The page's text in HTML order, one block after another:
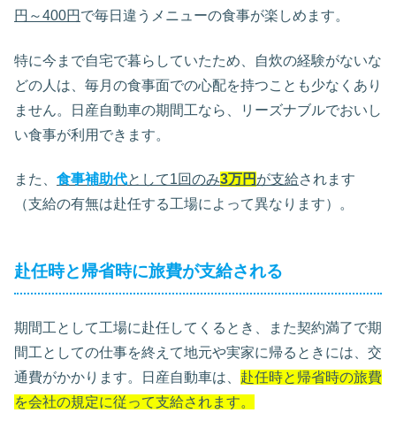
円～400円 で毎日違うメニューの食事が楽しめます。
特に今まで自宅で暮らしていたため、自炊の経験がないな
どの人は、毎月の食事面での心配を持つことも少なくあり
ません。日産自動車の期間工なら、リーズナブルでおいし
い食事が利用できます。
また、 食事補助代として1回のみ3万円 が支給されます
（支給の有無は赴任する工場によって異なります）。
赴任時と帰省時に旅費が支給される
期間工として工場に赴任してくるとき、また契約満了で期
間工としての仕事を終えて地元や実家に帰るときには、交
通費がかかります。日産自動車は、 赴任時と帰省時の旅費
を会社の規定に従って支給されます。